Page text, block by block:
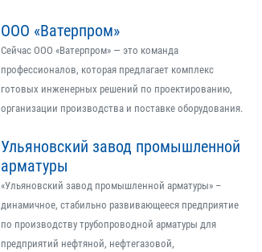
ООО «Ватерпром»
Сейчас ООО «Ватерпром» — это команда
профессионалов, которая предлагает комплекс
готовых инженерных решений по проектированию,
организации производства и поставке оборудования.
Ульяновский завод промышленной
арматуры
«Ульяновский завод промышленной арматуры» –
динамичное, стабильно развивающееся предприятие
по производству трубопроводной арматуры для
предприятий нефтяной, нефтегазовой,